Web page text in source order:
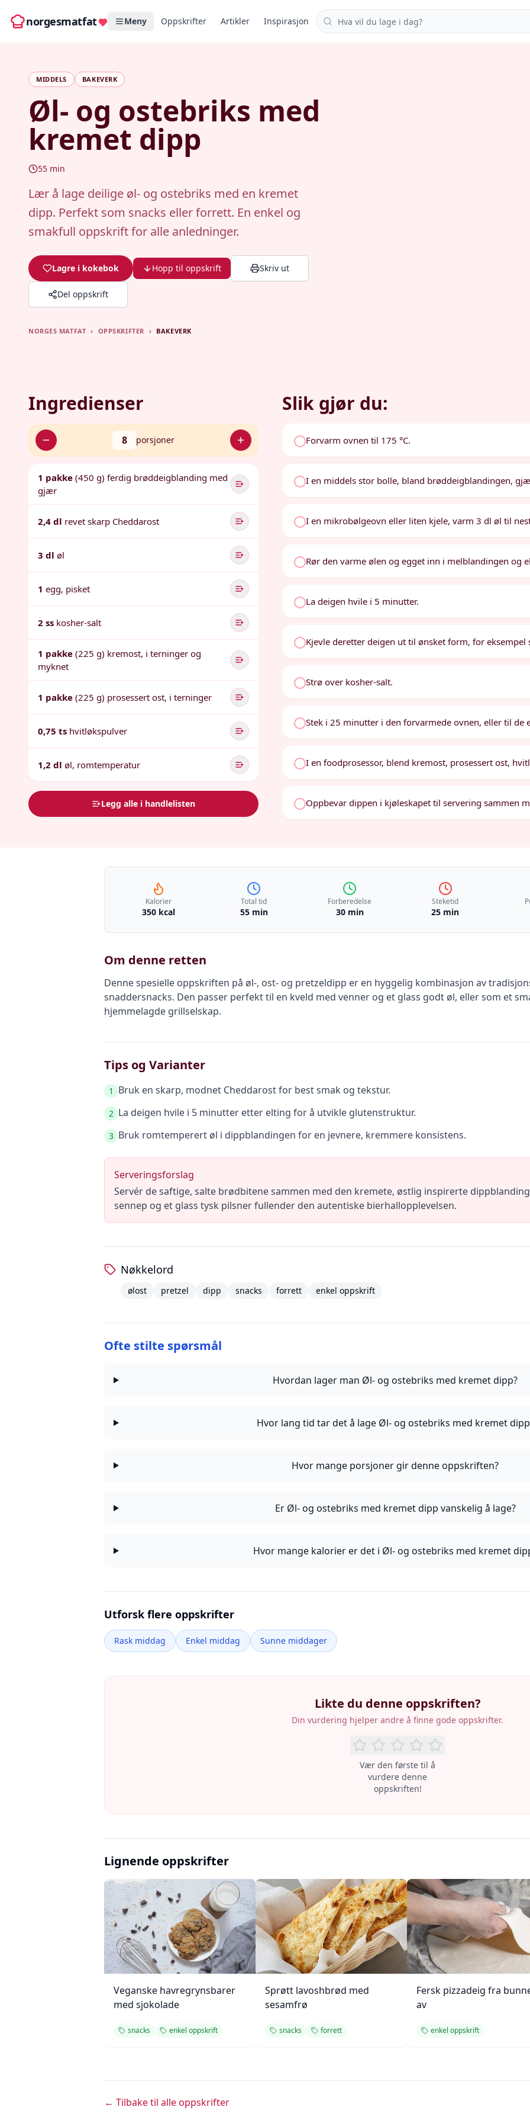
norgesmatfat Meny Oppskrifter Artikler Inspirasjon Søk i oppskrifter
MIDDELS BAKEVERK
Øl- og ostebriks med
kremet dipp
55 min
Lær å lage deilige øl- og ostebriks med en kremet
dipp. Perfekt som snacks eller forrett. En enkel og
smakfull oppskrift for alle anledninger.
Lagre i kokebok Hopp til oppskrift Skriv ut
Del oppskrift
NORGES MATFAT › OPPSKRIFTER › BAKEVERK
Ingredienser
8 porsjoner
1 pakke (450 g) ferdig brøddeigblanding med
gjær
2,4 dl revet skarp Cheddarost
3 dl øl
1 egg, pisket
2 ss kosher-salt
1 pakke (225 g) kremost, i terninger og
myknet
1 pakke (225 g) prosessert ost, i terninger
0,75 ts hvitløkspulver
1,2 dl øl, romtemperatur
Legg alle i handlelisten
Slik gjør du:
Forvarm ovnen til 175 °C.
I en middels stor bolle, bland brøddeigblandingen,
I en mikrobølgeovn eller liten kjele, varm 3 dl øl til
Rør den varme ølen og egget inn i melblandingen og
La deigen hvile i 5 minutter.
Kjevle deretter deigen ut til ønsket form, for eksempel
Strø over kosher-salt.
Stek i 25 minutter i den forvarmede ovnen, eller til de
I en foodprosessor, blend kremost, prosessert ost,
Oppbevar dippen i kjøleskapet til servering sammen
Kalorier
350 kcal
Total tid
55 min
Forberedelse
30 min
Steketid
25 min
Om denne retten
Denne spesielle oppskriften på øl-, ost- og pretzeldipp er en hyggelig kombinasjon av
snaddersnacks. Den passer perfekt til en kveld med venner og et glass godt øl, eller som et
hjemmelagde grillselskap.
Tips og Varianter
1 Bruk en skarp, modnet Cheddarost for best smak og tekstur.
2 La deigen hvile i 5 minutter etter elting for å utvikle glutenstruktur.
3 Bruk romtemperert øl i dippblandingen for en jevnere, kremmere konsistens.
Serveringsforslag
Servér de saftige, salte brødbitene sammen med den kremete, østlig inspirerte
sennep og et glass tysk pilsner fullender den autentiske bierhallopplevelsen.
Nøkkelord
ølost pretzel dipp snacks forrett enkel oppskrift
Ofte stilte spørsmål
Hvordan lager man Øl- og ostebriks med kremet dipp?
Hvor lang tid tar det å lage Øl- og ostebriks med kremet
Hvor mange porsjoner gir denne oppskriften?
Er Øl- og ostebriks med kremet dipp vanskelig å lage?
Hvor mange kalorier er det i Øl- og ostebriks med kremet
Utforsk flere oppskrifter
Rask middag Enkel middag Sunne middager
Likte du denne oppskriften?
Din vurdering hjelper andre å finne gode oppskrifter.
Vær den første til å
vurdere denne
oppskriften!
Lignende oppskrifter
Veganske havregrynsbarer
med sjokolade
snacks enkel oppskrift
Sprøtt lavoshbrød med
sesamfrø
snacks forrett
Fersk pizzadeig fra
av
enkel oppskrift
← Tilbake til alle oppskrifter